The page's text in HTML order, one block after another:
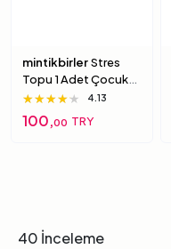
mintikbirlerStres
Topu 1 Adet Çocuk
Için Yumuşak
Süngerimsi Içi Dolu
Top 6 Numara
★★★★★
★★★★★
★★★★★ 4.13
100,00 TRY
40 İnceleme